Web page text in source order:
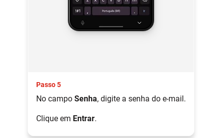
Passo 5
No campo Senha, digite a senha do e-mail.
Clique em Entrar.